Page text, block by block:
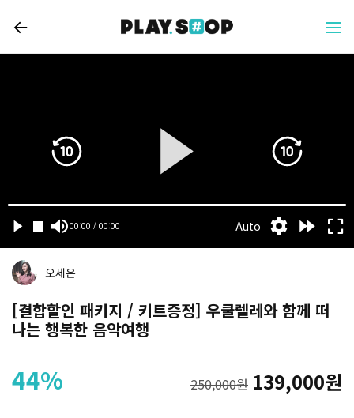
오세은
[결합할인 패키지 / 키트증정] 우쿨렐레와 함께 떠
나는 행복한 음악여행
44% 250,000원 139,000원